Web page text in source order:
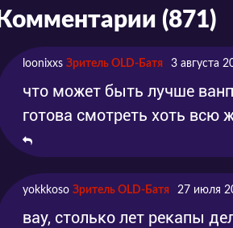
Комментарии (871)
loonixxs Зритель OLD-Батя 3 августа
что может быть лучше
готова смотреть хоть всю
yokkkoso Зритель OLD-Батя 27 июля
вау, столько лет рекапы